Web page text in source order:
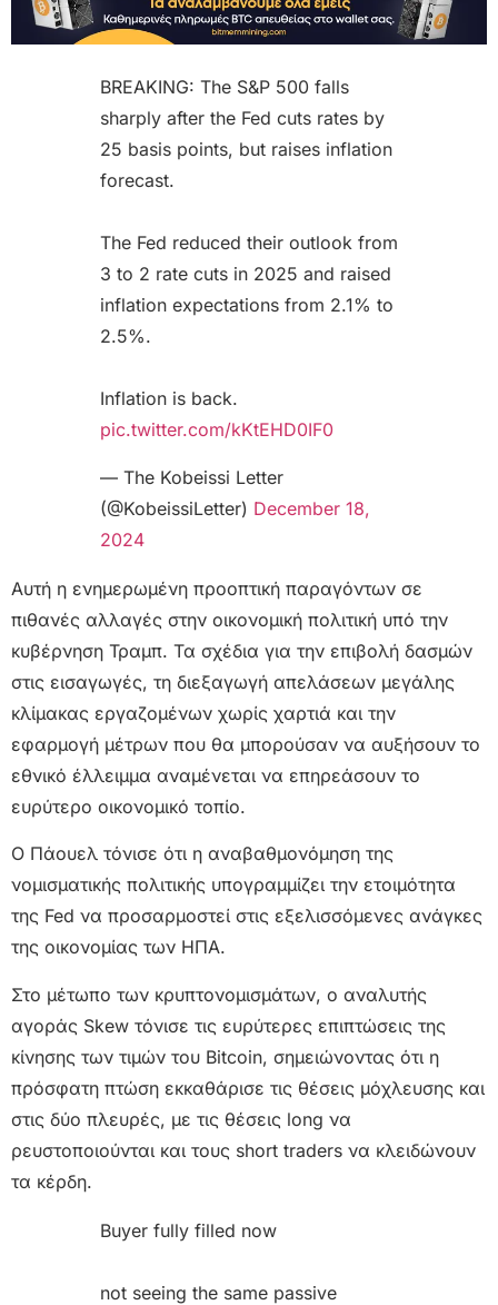
BREAKING: The S&P 500 falls
sharply after the Fed cuts rates by
25 basis points, but raises inflation
forecast.
The Fed reduced their outlook from
3 to 2 rate cuts in 2025 and raised
inflation expectations from 2.1% to
2.5%.
Inflation is back.
pic.twitter.com/kKtEHD0IF0
— The Kobeissi Letter
(@KobeissiLetter) December 18,
2024
Αυτή η ενημερωμένη προοπτική παραγόντων σε
πιθανές αλλαγές στην οικονομική πολιτική υπό την
κυβέρνηση Τραμπ. Τα σχέδια για την επιβολή δασμών
στις εισαγωγές, τη διεξαγωγή απελάσεων μεγάλης
κλίμακας εργαζομένων χωρίς χαρτιά και την
εφαρμογή μέτρων που θα μπορούσαν να αυξήσουν το
εθνικό έλλειμμα αναμένεται να επηρεάσουν το
ευρύτερο οικονομικό τοπίο.
Ο Πάουελ τόνισε ότι η αναβαθμονόμηση της
νομισματικής πολιτικής υπογραμμίζει την ετοιμότητα
της Fed να προσαρμοστεί στις εξελισσόμενες ανάγκες
της οικονομίας των ΗΠΑ.
Στο μέτωπο των κρυπτονομισμάτων, ο αναλυτής
αγοράς Skew τόνισε τις ευρύτερες επιπτώσεις της
κίνησης των τιμών του Bitcoin, σημειώνοντας ότι η
πρόσφατη πτώση εκκαθάρισε τις θέσεις μόχλευσης και
στις δύο πλευρές, με τις θέσεις long να
ρευστοποιούνται και τους short traders να κλειδώνουν
τα κέρδη.
Buyer fully filled now
not seeing the same passive